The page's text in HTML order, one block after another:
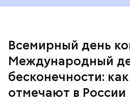
Всемирный день
Международный
бесконечности:
отмечают в
Международный день
День малины со